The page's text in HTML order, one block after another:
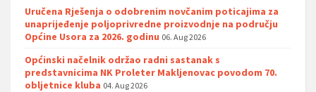
Uručena Rješenja o odobrenim novčanim poticajima za
unaprijeđenje poljoprivredne proizvodnje na području
Općine Usora za 2026. godinu 06. Aug 2026
Općinski načelnik održao radni sastanak s
predstavnicima NK Proleter Makljenovac povodom 70.
obljetnice kluba 04. Aug 2026